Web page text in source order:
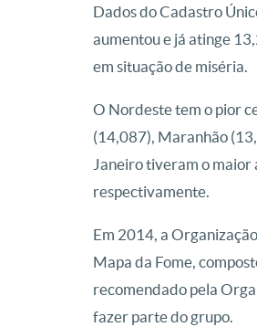
Dados do Cadastro
aumentou e já atinge
em situação de miséria.
O Nordeste tem o pior
(14,087), Maranhão
Janeiro tiveram o maior
respectivamente.
Em 2014, a
Mapa da Fome,
recomendado pela
fazer parte do grupo.